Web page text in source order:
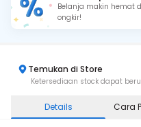
Belanja makin hemat
ongkir!
Temukan di Store
Ketersediaan stock dapat
Details Cara